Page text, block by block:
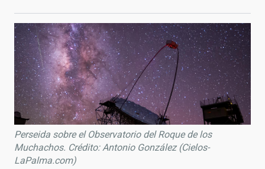
Perseida sobre el Observatorio del Roque de los
Muchachos. Crédito: Antonio González (Cielos-
LaPalma.com)